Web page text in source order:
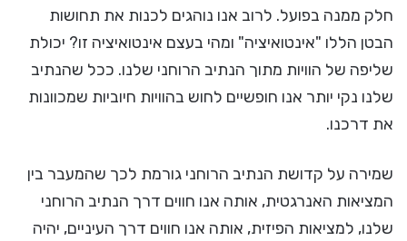
חלק ממנה בפועל. לרוב אנו נוהגים לכנות את תחושות
הבטן הללו "אינטואיציה" ומהי בעצם אינטואיציה זו? יכולת
שליפה של הוויות מתוך הנתיב הרוחני שלנו. ככל שהנתיב
שלנו נקי יותר אנו חופשיים לחוש בהוויות חיוביות שמכוונות
את דרכנו.
שמירה על קדושת הנתיב הרוחני גורמת לכך שהמעבר בין
המציאות האנרגטית, אותה אנו חווים דרך הנתיב הרוחני
שלנו, למציאות הפיזית, אותה אנו חווים דרך העיניים, יהיה